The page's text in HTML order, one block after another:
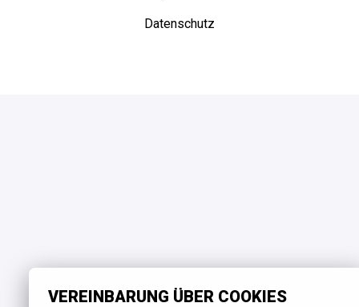
VEREINBARUNG ÜBER COOKIES
Datenschutz